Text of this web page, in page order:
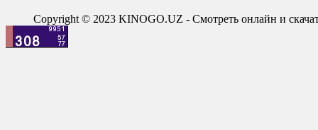
Copyright © 2023 KINOGO.UZ - Смотреть онлайн и